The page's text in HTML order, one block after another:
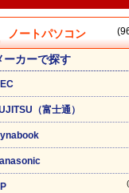
ーカーで探す
（富士通）